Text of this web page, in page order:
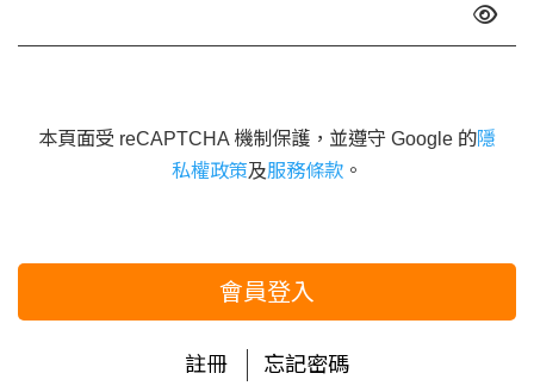
本頁面受 reCAPTCHA 機制保護，並遵守 Google 的隱
私權政策及服務條款 。
會員登入
註冊 忘記密碼